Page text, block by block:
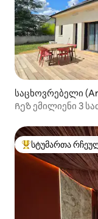
საცხოვრებელი
Ჩეზ ემილიენი 3
სტუმართა რჩეული
სტუმართა